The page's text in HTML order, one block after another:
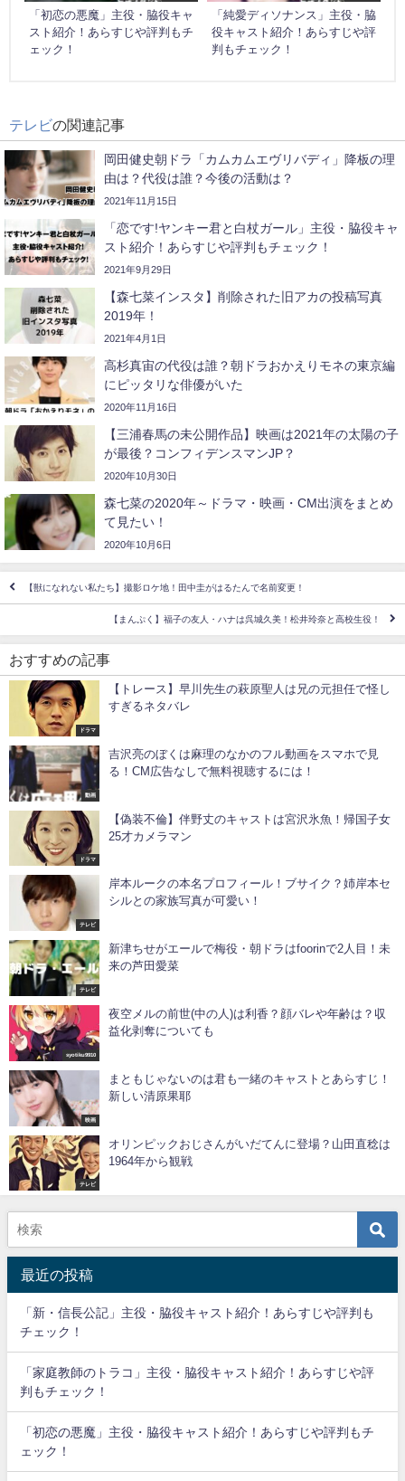
「初恋の悪魔」主役・脇役キャ
スト紹介！あらすじや評判もチ
ェック！
「純愛ディソナンス」主役・脇
役キャスト紹介！あらすじや評
判もチェック！
テレビの関連記事
岡田健史朝ドラ「カムカムエヴリバディ」降板の理
由は？代役は誰？今後の活動は？
2021年11月15日
「恋です!ヤンキー君と白杖ガール」主役・脇役キャ
スト紹介！あらすじや評判もチェック！
2021年9月29日
【森七菜インスタ】削除された旧アカの投稿写真
2019年！
2021年4月1日
高杉真宙の代役は誰？朝ドラおかえりモネの東京編
にピッタリな俳優がいた
2020年11月16日
【三浦春馬の未公開作品】映画は2021年の太陽の子
が最後？コンフィデンスマンJP？
2020年10月30日
森七菜の2020年～ドラマ・映画・CM出演をまとめ
て見たい！
2020年10月6日
【獣になれない私たち】撮影ロケ地！田中圭がはるたんで名前変更！
【まんぷく】福子の友人・ハナは呉城久美！松井玲奈と高校生役！
おすすめの記事
ドラマ
【トレース】早川先生の萩原聖人は兄の元担任で怪し
すぎるネタバレ
動画
吉沢亮のぼくは麻理のなかのフル動画をスマホで見
る！CM広告なしで無料視聴するには！
ドラマ
【偽装不倫】伴野丈のキャストは宮沢氷魚！帰国子女
25才カメラマン
テレビ
岸本ルークの本名プロフィール！ブサイク？姉岸本セ
シルとの家族写真が可愛い！
テレビ
新津ちせがエールで梅役・朝ドラはfoorinで2人目！未
来の芦田愛菜
syotiku9910
夜空メルの前世(中の人)は利香？顔バレや年齢は？収
益化剥奪についても
映画
まともじゃないのは君も一緒のキャストとあらすじ！
新しい清原果耶
テレビ
オリンピックおじさんがいだてんに登場？山田直稔は
1964年から観戦
最近の投稿
「新・信長公記」主役・脇役キャスト紹介！あらすじや評判も
チェック！
「家庭教師のトラコ」主役・脇役キャスト紹介！あらすじや評
判もチェック！
「初恋の悪魔」主役・脇役キャスト紹介！あらすじや評判もチ
ェック！